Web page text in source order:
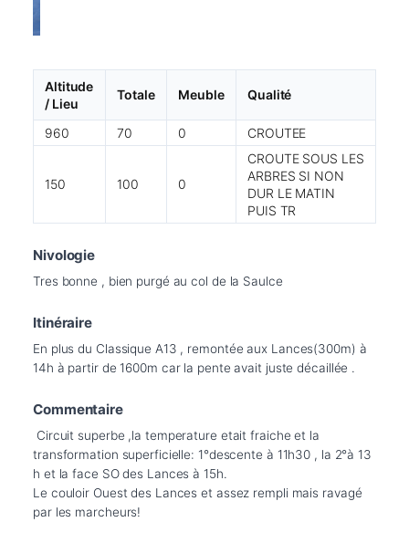
Altitude
/ Lieu
Totale Meuble Qualité
960 70 0 CROUTEE
150 100 0
CROUTE SOUS LES
ARBRES SI NON
DUR LE MATIN
PUIS TR
Nivologie
Tres bonne , bien purgé au col de la Saulce
Itinéraire
En plus du Classique A13 , remontée aux Lances(300m) à
14h à partir de 1600m car la pente avait juste décaillée .
Commentaire
transformation superficielle: 1°descente à 11h30 , la 2°à 13
h et la face SO des Lances à 15h.
Le couloir Ouest des Lances et assez rempli mais ravagé
par les marcheurs!